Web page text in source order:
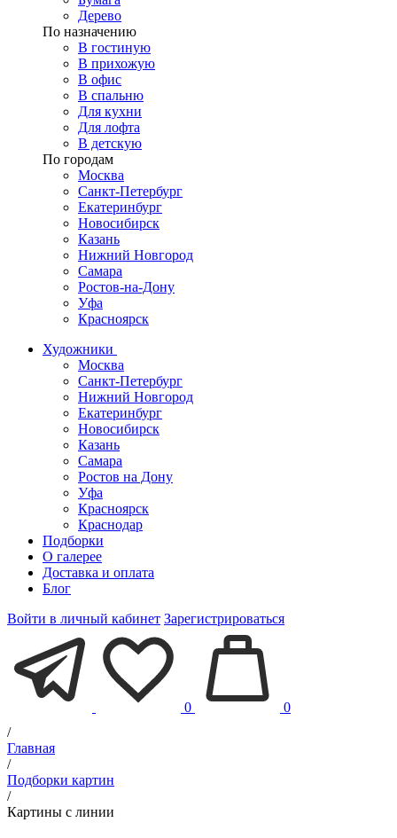
Дерево
По назначению
В гостиную
В прихожую
В офис
В спальню
Для кухни
Для лофта
В детскую
По городам
Москва
Санкт-Петербург
Екатеринбург
Новосибирск
Казань
Нижний Новгород
Самара
Ростов-на-Дону
Уфа
Красноярск
Художники
Москва
Санкт-Петербург
Нижний Новгород
Екатеринбург
Новосибирск
Казань
Самара
Ростов на Дону
Уфа
Красноярск
Краснодар
Подборки
О галерее
Доставка и оплата
Блог
Войти в личный кабинет Зарегистрироваться
0
0
/
Главная
/
Подборки картин
/
Картины с линии